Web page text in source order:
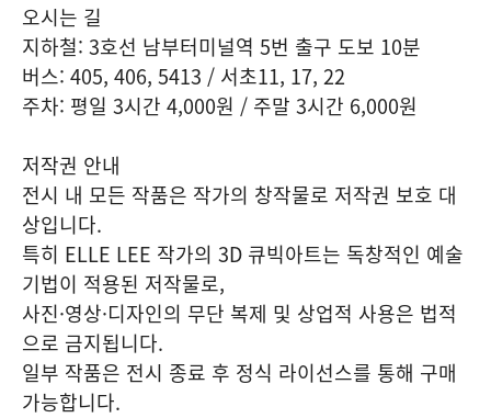
오시는 길
지하철: 3호선 남부터미널역 5번 출구 도보 10분
버스: 405, 406, 5413 / 서초11, 17, 22
주차: 평일 3시간 4,000원 / 주말 3시간 6,000원
저작권 안내
전시 내 모든 작품은 작가의 창작물로 저작권 보호 대
상입니다.
특히 ELLE LEE 작가의 3D 큐빅아트는 독창적인 예술
기법이 적용된 저작물로,
사진·영상·디자인의 무단 복제 및 상업적 사용은 법적
으로 금지됩니다.
일부 작품은 전시 종료 후 정식 라이선스를 통해 구매
가능합니다.